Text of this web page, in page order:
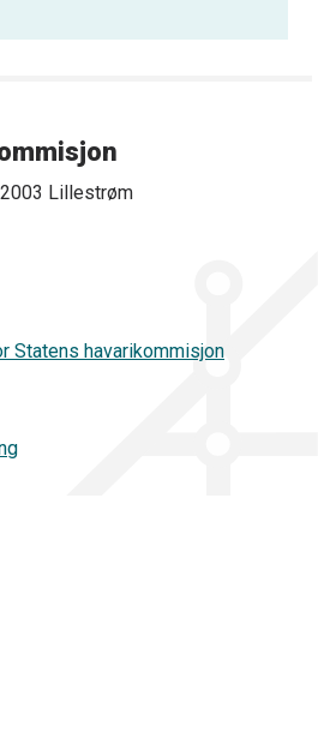
Lillestrøm
Statens havarikommisjon